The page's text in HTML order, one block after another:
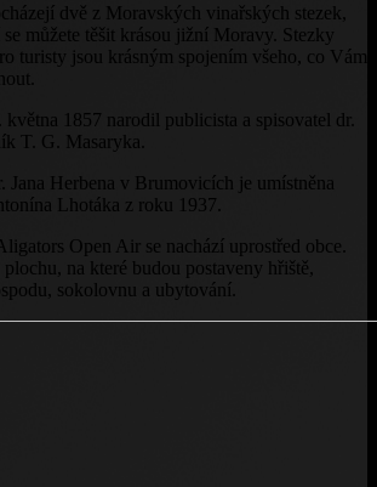
dvě z Moravských vinařských stezek,
můžete těšit krásou jižní Moravy. Stezky
turisty jsou krásným spojením všeho, co Vám
1857 narodil publicista a spisovatel dr.
T. G. Masaryka.
Jana Herbena v Brumovicích je umístněna
Lhotáka z roku 1937.
Open Air se nachází uprostřed obce.
na které budou postaveny hřiště,
sokolovnu a ubytování.